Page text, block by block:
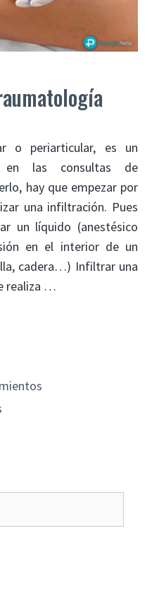
o periarticular, es un
en las consultas de
hay que empezar por
una infiltración. Pues
un líquido (anestésico
en el interior de un
cadera…) Infiltrar una
realiza …